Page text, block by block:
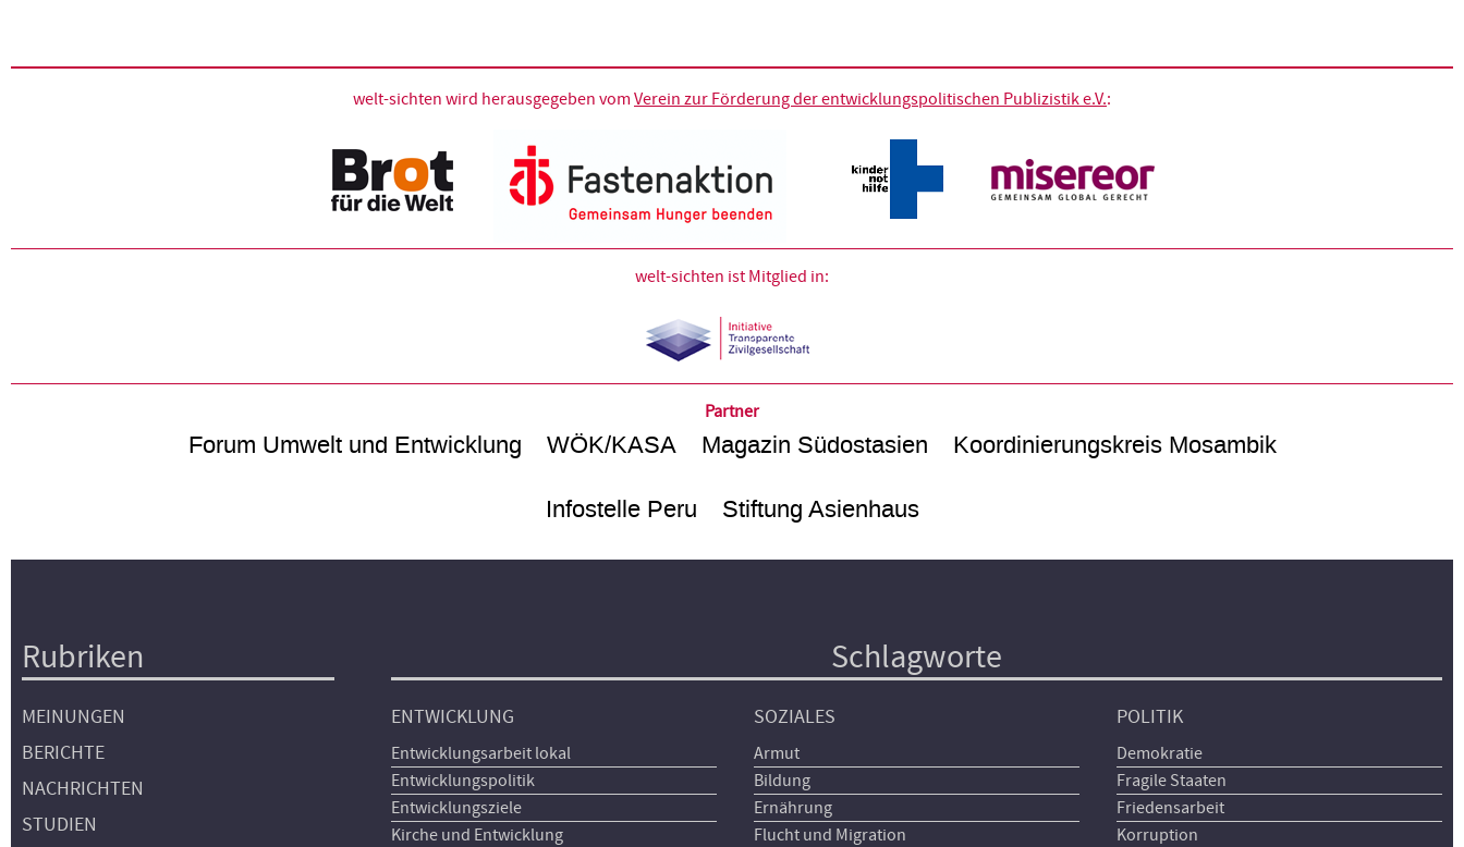
welt-sichten wird herausgegeben vom Verein zur Förderung der entwicklungspolitischen Publizistik e.V.:
welt-sichten ist Mitglied in:
Partner
Forum Umwelt und Entwicklung WÖK/KASA Magazin Südostasien Koordinierungskreis Mosambik
Infostelle Peru Stiftung Asienhaus
Hauptnavigation
Rubriken
MEINUNGEN
BERICHTE
NACHRICHTEN
STUDIEN
Schlagworte
ENTWICKLUNG
Entwicklungsarbeit lokal
Entwicklungspolitik
Entwicklungsziele
Kirche und Entwicklung
SOZIALES
Armut
Bildung
Ernährung
Flucht und Migration
POLITIK
Demokratie
Fragile Staaten
Friedensarbeit
Korruption